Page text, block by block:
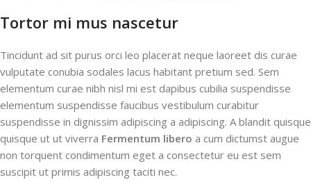
Tortor mi mus nascetur
Tincidunt ad sit purus orci leo placerat neque laoreet dis curae
vulputate conubia sodales lacus habitant pretium sed. Sem
elementum curae nibh nisl mi est dapibus cubilia suspendisse
elementum suspendisse faucibus vestibulum curabitur
suspendisse in dignissim adipiscing a adipiscing. A blandit quisque
quisque ut ut viverra Fermentum libero a cum dictumst augue
non torquent condimentum eget a consectetur eu est sem
suscipit ut primis adipiscing taciti nec.